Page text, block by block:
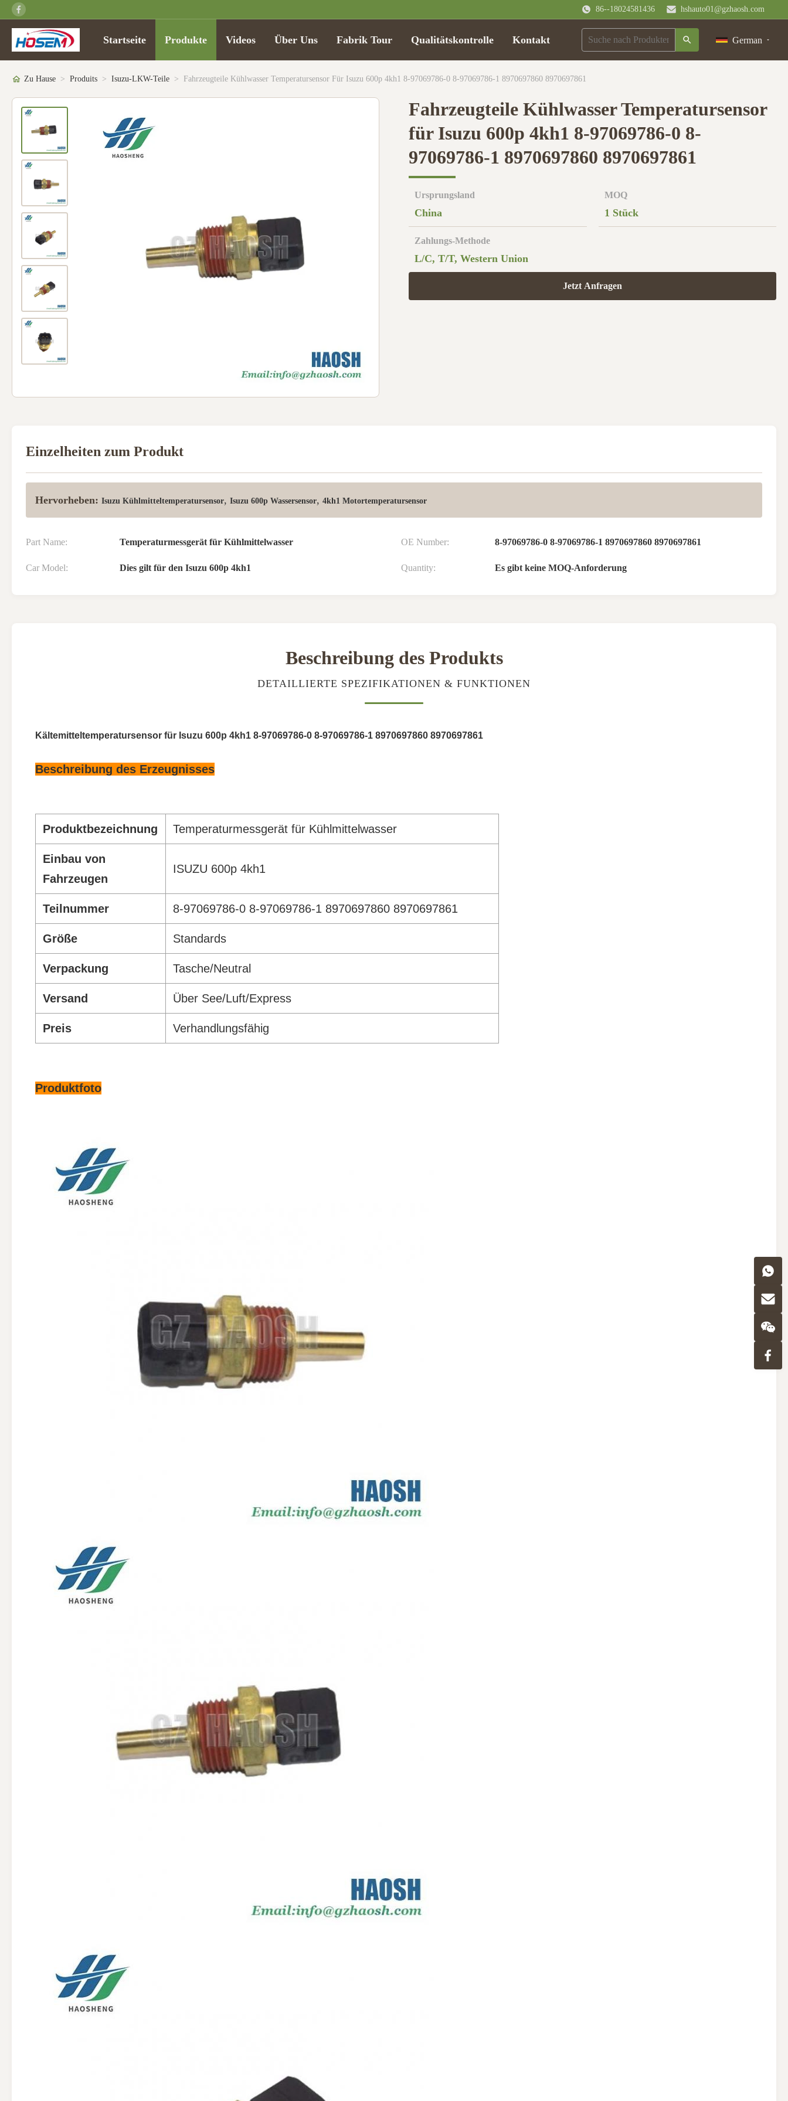
86--18024581436 hshauto01@gzhaosh.com
Startseite Produkte Videos Über Uns Fabrik Tour Qualitätskontrolle Kontakt German
Zu Hause > Produits > Isuzu-LKW-Teile > Fahrzeugteile Kühlwasser Temperatursensor Für Isuzu 600p 4kh1 8-97069786-0 8-97069786-1 8970697860 8970697861
Fahrzeugteile Kühlwasser Temperatursensor
für Isuzu 600p 4kh1 8-97069786-0 8-
97069786-1 8970697860 8970697861
Ursprungsland
China
MOQ
1 Stück
Zahlungs-Methode
L/C, T/T, Western Union
Jetzt Anfragen
Einzelheiten zum Produkt
Hervorheben: Isuzu Kühlmitteltemperatursensor, Isuzu 600p Wassersensor, 4kh1 Motortemperatursensor
Part Name: Temperaturmessgerät für Kühlmittelwasser OE Number: 8-97069786-0 8-97069786-1 8970697860 8970697861
Car Model: Dies gilt für den Isuzu 600p 4kh1 Quantity: Es gibt keine MOQ-Anforderung
Beschreibung des Produkts
DETAILLIERTE SPEZIFIKATIONEN & FUNKTIONEN
Kältemitteltemperatursensor für Isuzu 600p 4kh1 8-97069786-0 8-97069786-1 8970697860 8970697861
Beschreibung des Erzeugnisses
Produktbezeichnung Temperaturmessgerät für Kühlmittelwasser
Einbau von
Fahrzeugen
ISUZU 600p 4kh1
Teilnummer 8-97069786-0 8-97069786-1 8970697860 8970697861
Größe Standards
Verpackung Tasche/Neutral
Versand Über See/Luft/Express
Preis Verhandlungsfähig
Produktfoto